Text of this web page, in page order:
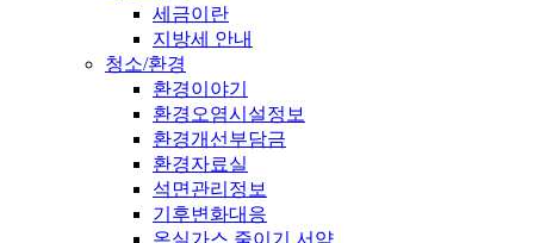
세금이란
지방세 안내
청소/환경
환경이야기
환경오염시설정보
환경개선부담금
환경자료실
석면관리정보
기후변화대응
온실가스 줄이기 서약